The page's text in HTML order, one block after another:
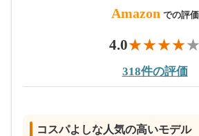
Amazon での評価
4.0
318件の評価
コスパよしな人気の高いモデル